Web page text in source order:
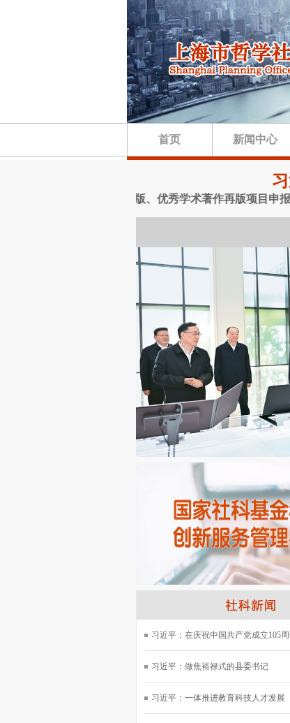
首页 新闻中心
秀博士学位论文出版、优秀学术著作再版项目申报工作
习近平：在庆祝中国共产党成立105
习近平：做焦裕禄式的县委书记
习近平：一体推进教育科技人才发展